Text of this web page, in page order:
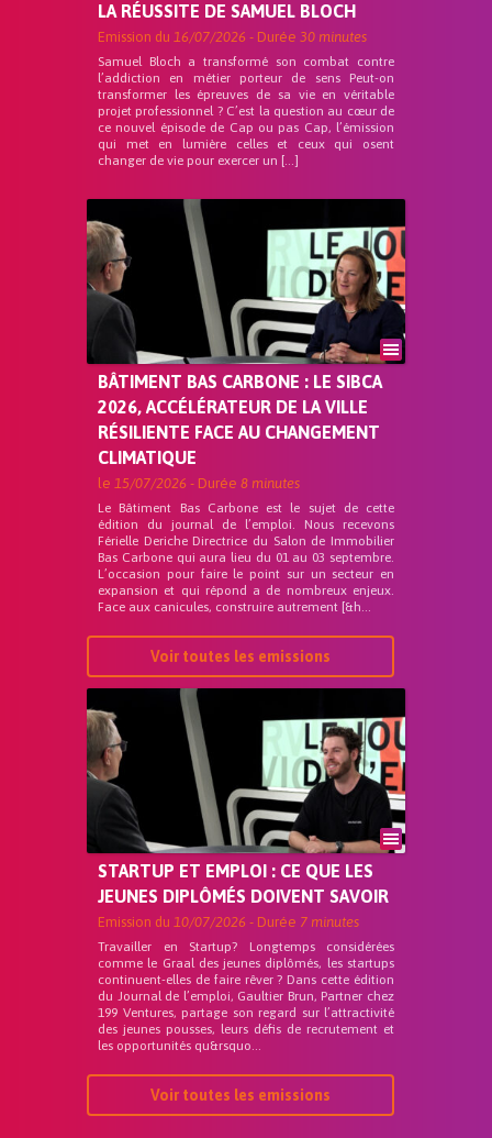
LA RÉUSSITE DE SAMUEL BLOCH
Emission du 16/07/2026 - Durée 30 minutes
Samuel Bloch a transformé son combat contre
l’addiction en métier porteur de sens Peut-on
transformer les épreuves de sa vie en véritable
projet professionnel ? C’est la question au cœur de
ce nouvel épisode de Cap ou pas Cap, l’émission
qui met en lumière celles et ceux qui osent
changer de vie pour exercer un […]
BÂTIMENT BAS CARBONE : LE SIBCA
2026, ACCÉLÉRATEUR DE LA VILLE
RÉSILIENTE FACE AU CHANGEMENT
CLIMATIQUE
le 15/07/2026 - Durée 8 minutes
Le Bâtiment Bas Carbone est le sujet de cette
édition du journal de l’emploi. Nous recevons
Férielle Deriche Directrice du Salon de Immobilier
Bas Carbone qui aura lieu du 01 au 03 septembre.
L’occasion pour faire le point sur un secteur en
expansion et qui répond a de nombreux enjeux.
Face aux canicules, construire autrement [&h...
Voir toutes les emissions
STARTUP ET EMPLOI : CE QUE LES
JEUNES DIPLÔMÉS DOIVENT SAVOIR
Emission du 10/07/2026 - Durée 7 minutes
Travailler en Startup? Longtemps considérées
comme le Graal des jeunes diplômés, les startups
continuent-elles de faire rêver ? Dans cette édition
du Journal de l’emploi, Gaultier Brun, Partner chez
199 Ventures, partage son regard sur l’attractivité
des jeunes pousses, leurs défis de recrutement et
les opportunités qu&rsquo...
Voir toutes les emissions